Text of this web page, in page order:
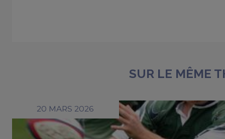
SUR LE MÊME
20 MARS 2026